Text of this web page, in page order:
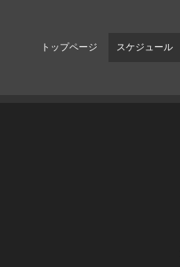
トップページ スケジュール